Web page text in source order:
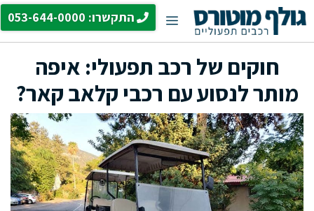
לדלג
תפריט התקשרו: 053-644-0000
חוקים של רכב תפעולי: איפה
מותר לנסוע עם רכבי קלאב קאר?